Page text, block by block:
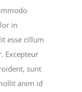
in
esse cillum
Excepteur
sunt
anim id